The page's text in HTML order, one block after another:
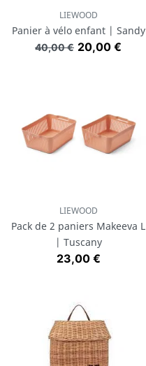
LIEWOOD
Panier à vélo enfant | Sandy
Prix de base
40,00 € Prix
20,00 €
LIEWOOD
Pack de 2 paniers Makeeva L
| Tuscany
Prix
23,00 €